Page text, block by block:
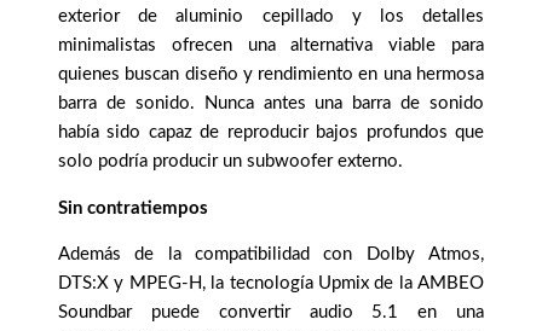
exterior de aluminio cepillado y los detalles
minimalistas ofrecen una alternativa viable para
quienes buscan diseño y rendimiento en una hermosa
barra de sonido. Nunca antes una barra de sonido
había sido capaz de reproducir bajos profundos que
solo podría producir un subwoofer externo.
Sin contratiempos
Además de la compatibilidad con Dolby Atmos,
DTS:X y MPEG-H, la tecnología Upmix de la AMBEO
Soundbar puede convertir audio 5.1 en una